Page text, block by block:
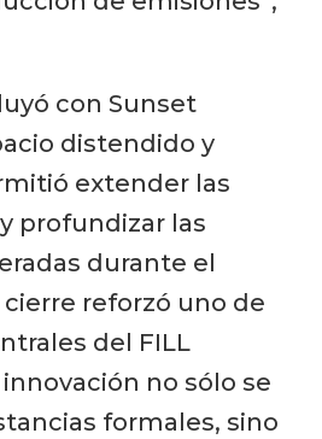
con Sunset
distendido y
extender las
profundizar las
durante el
reforzó uno de
del FILL
no sólo se
formales, sino